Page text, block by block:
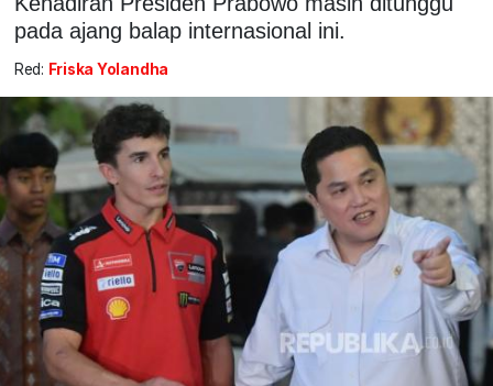
pada ajang balap internasional ini.
Red: Friska Yolandha